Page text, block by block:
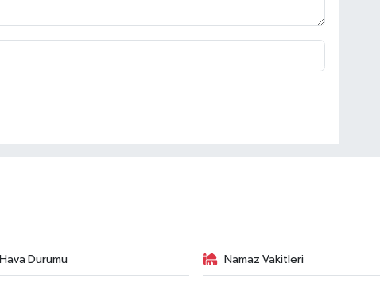
Hava Durumu Namaz Vakitleri